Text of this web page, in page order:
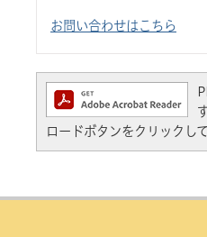
お問い合わせはこちら
ロードボタンをクリックし